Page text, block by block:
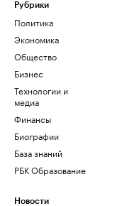
Рубрики
Политика
Экономика
Общество
Бизнес
Технологии и
медиа
Финансы
Биографии
База знаний
РБК Образование
Новости